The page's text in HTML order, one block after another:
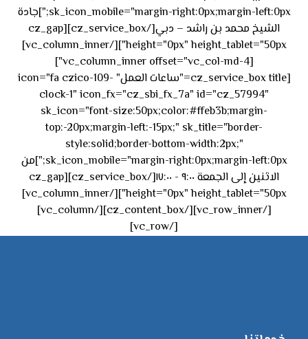
sk_icon_mobile="margin-right:0px;margin-left:0px;"]جادة
الشيخ محمد بن راشد – دبي[/cz_service_box][cz_gap
height="0px" height_tablet="50px"][/vc_column_inner]
[vc_column_inner offset="vc_col-md-4"]
[cz_service_box title="ساعات العمل" icon="fa czico-109-
clock-1" icon_fx="cz_sbi_fx_7a" id="cz_57994"
sk_icon="font-size:50px;color:#ffeb3b;margin-
top:-20px;margin-left:-15px;" sk_title="border-
style:solid;border-bottom-width:2px;"
sk_icon_mobile="margin-right:0px;margin-left:0px;"]من
الاثنين إلى الجمعة ٩:٠٠ - ١٧:٠٠[/cz_service_box][cz_gap
height="0px" height_tablet="50px"][/vc_column_inner]
[/vc_row_inner][/cz_content_box][/vc_column]
[/vc_row]